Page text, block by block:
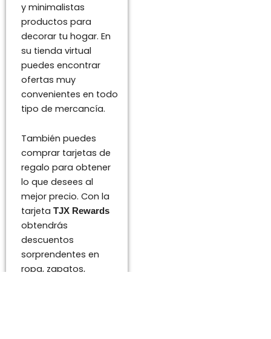
y minimalistas
productos para
decorar tu hogar. En
su tienda virtual
puedes encontrar
ofertas muy
convenientes en todo
tipo de mercancía.
También puedes
comprar tarjetas de
regalo para obtener
lo que desees al
mejor precio. Con la
tarjeta TJX Rewards
obtendrás
descuentos
sorprendentes en
ropa, zapatos,